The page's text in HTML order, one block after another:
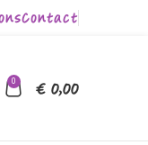
Contact
0 € 0,00